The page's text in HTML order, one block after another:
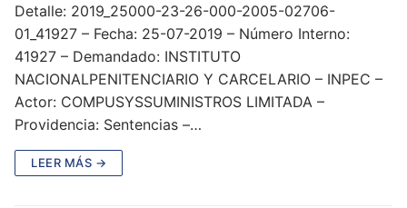
Detalle: 2019_25000-23-26-000-2005-02706-
01_41927 – Fecha: 25-07-2019 – Número Interno:
41927 – Demandado: INSTITUTO
NACIONALPENITENCIARIO Y CARCELARIO – INPEC –
Actor: COMPUSYSSUMINISTROS LIMITADA –
Providencia: Sentencias –…
LEER MÁS →